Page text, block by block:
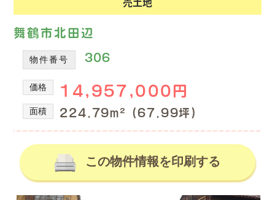
福
知
山
市
の
不
動
産
情
報、
土
地
な
ど
の
不
産
取
り
扱
っ
て
い
る
株
売土地
舞鶴市北田辺
物件番号 306
価格 14,957,000円
面積 224.79m² (67.99坪)
この物件情報を印刷する